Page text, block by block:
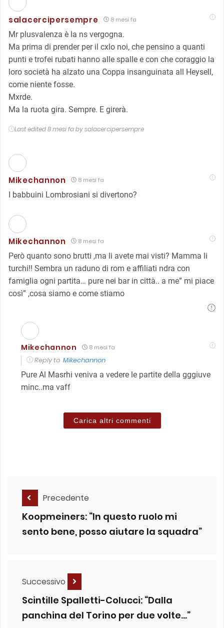
salacercipersempre 8 mesi fa
Mr plusvalenza è la ns vergogna.
Ma prima di prender per il cxlo noi, che pensino a quanti
punti e trofei rubati hanno alle spalle e con che coraggio la
loro società ha alzato una Coppa insanguinata all Heysell,
come niente fosse.
Mxrde.
Ma la ruota gira. Sempre. E girerà.
Last edited 8 mesi fa by salacercipersempre
Mikechannon 8 mesi fa
I babbuini Lombrosiani si divertono?
Mikechannon 8 mesi fa
Però quanto sono brutti ,ma li avete mai visti? Mamma li
turchi!! Sembra un raduno di rom e affiliati ndra con
famiglia ogni partita… pure nei bar in città.. a me” mi piace
così” ,cosa siamo e come stiamo
Mikechannon 8 mesi fa
Reply to Mikechannon
Pure Al Masrhi veniva a vedere le partite della gggiuve
minc..ma vaff
Carica altri commenti
Precedente
Koopmeiners: “In questo ruolo mi
sento bene, posso aiutare la squadra”
Successivo
Scintille Spalletti-Colucci: “Dalla
panchina del Torino per due volte…”